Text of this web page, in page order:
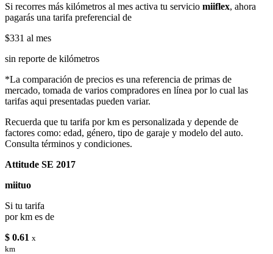
Si recorres más kilómetros al mes activa tu servicio miiflex, ahora
pagarás una tarifa preferencial de
$331 al mes
sin reporte de kilómetros
*La comparación de precios es una referencia de primas de
mercado, tomada de varios compradores en línea por lo cual las
tarifas aqui presentadas pueden variar.
Recuerda que tu tarifa por km es personalizada y depende de
factores como: edad, género, tipo de garaje y modelo del auto.
Consulta términos y condiciones.
Attitude SE 2017
miituo
Si tu tarifa
por km es de
$ 0.61 x
km